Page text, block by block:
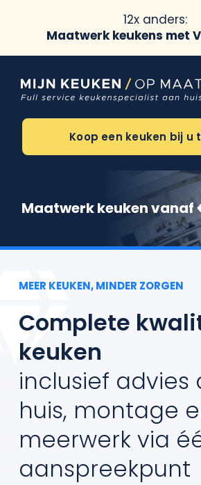
12x anders:
Maatwerk keukens met
naar
inhoud
Contact
Koop een keuken bij u
Maatwerk keuken vanaf
MEER KEUKEN, MINDER ZORGEN
Complete
keuken
inclusief advies
huis, montage
meerwerk via
aanspreekpunt